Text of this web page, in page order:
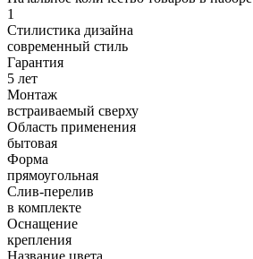
1
Стилистика дизайна
современный стиль
Гарантия
5 лет
Монтаж
встраиваемый сверху
Область применения
бытовая
Форма
прямоугольная
Слив-перелив
в комплекте
Оснащение
крепления
Название цвета